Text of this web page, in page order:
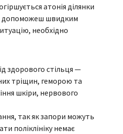
атонія ділянки
допоможеш швидким
необхідно
здорового стільця —
тріщин, геморою та
шкіри, нервового
так як запори можуть
поліклініку немає